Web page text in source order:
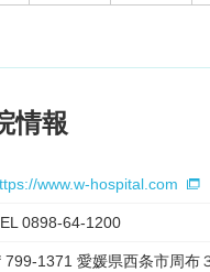
情報
www.w-hospital.com
0898-64-1200
799-1371 愛媛県西条市周布